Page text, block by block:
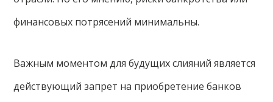
финансовых потрясений минимальны.
Важным моментом для будущих слияний является
действующий запрет на приобретение банков